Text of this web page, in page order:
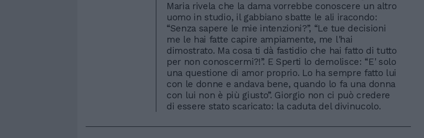
Maria rivela che la dama vorrebbe conoscere un altro
uomo in studio, il gabbiano sbatte le ali iracondo:
“Senza sapere le mie intenzioni?”, “Le tue decisioni
me le hai fatte capire ampiamente, me l'hai
dimostrato. Ma cosa ti dà fastidio che hai fatto di tutto
per non conoscermi?!”. E Sperti lo demolisce: “E' solo
una questione di amor proprio. Lo ha sempre fatto lui
con le donne e andava bene, quando lo fa una donna
con lui non è più giusto”. Giorgio non ci può credere
di essere stato scaricato: la caduta del divinucolo.